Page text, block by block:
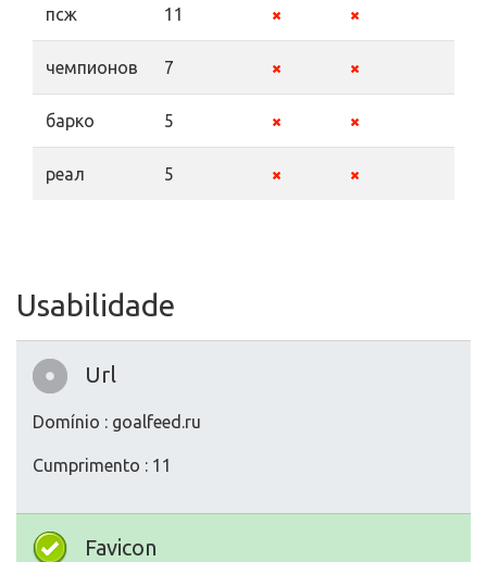
псж 11
чемпионов 7
барко 5
реал 5
Usabilidade
Url
Domínio : goalfeed.ru
Cumprimento : 11
Favicon